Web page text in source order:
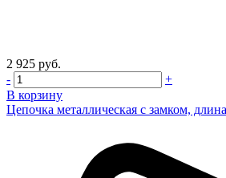
2 925 руб.
-
+
В корзину
Цепочка металлическая с замком,